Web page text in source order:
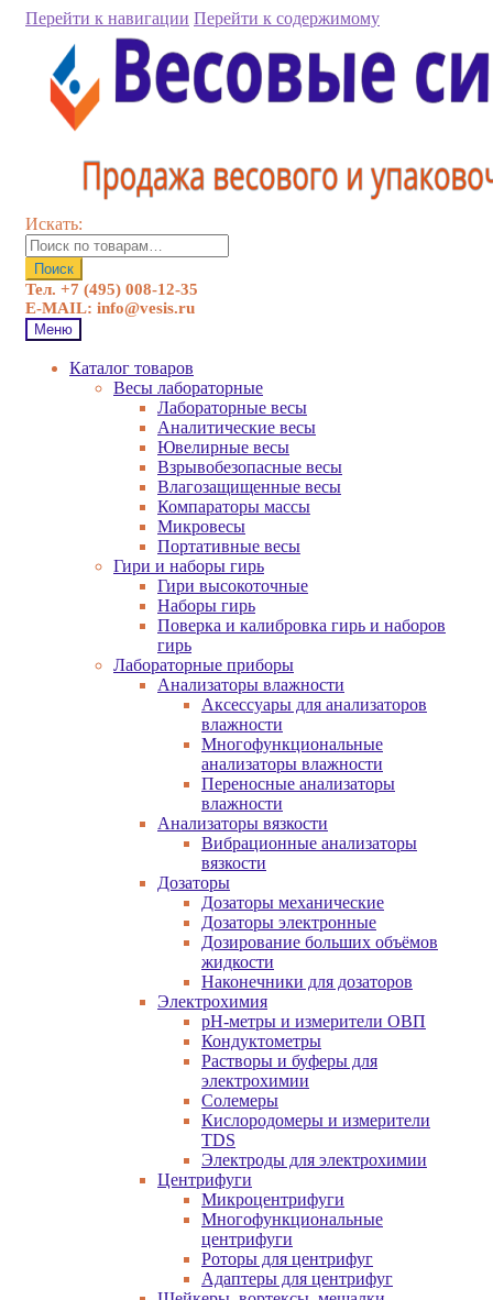
Перейти к навигации Перейти к содержимому
Искать:
Поиск
Тел. +7 (495) 008-12-35
E-MAIL: info@vesis.ru
Меню
Каталог товаров
Весы лабораторные
Лабораторные весы
Аналитические весы
Ювелирные весы
Взрывобезопасные весы
Влагозащищенные весы
Компараторы массы
Микровесы
Портативные весы
Гири и наборы гирь
Гири высокоточные
Наборы гирь
Поверка и калибровка гирь и наборов
гирь
Лабораторные приборы
Анализаторы влажности
Аксессуары для анализаторов
влажности
Многофункциональные
анализаторы влажности
Переносные анализаторы
влажности
Анализаторы вязкости
Вибрационные анализаторы
вязкости
Дозаторы
Дозаторы механические
Дозаторы электронные
Дозирование больших объёмов
жидкости
Наконечники для дозаторов
Электрохимия
pH-метры и измерители ОВП
Кондуктометры
Растворы и буферы для
электрохимии
Солемеры
Кислородомеры и измерители
TDS
Электроды для электрохимии
Центрифуги
Микроцентрифуги
Многофункциональные
центрифуги
Роторы для центрифуг
Адаптеры для центрифуг